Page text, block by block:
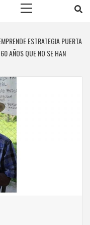
ESTRATEGIA PUERTA
AÑOS QUE NO SE HAN